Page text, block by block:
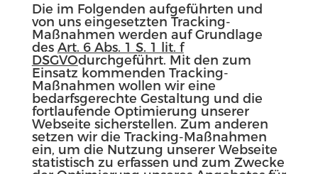
Die im Folgenden aufgeführten und
von uns eingesetzten Tracking-
Maßnahmen werden auf Grundlage
des Art. 6 Abs. 1 S. 1 lit. f
DSGVOdurchgeführt. Mit den zum
Einsatz kommenden Tracking-
Maßnahmen wollen wir eine
bedarfsgerechte Gestaltung und die
fortlaufende Optimierung unserer
Webseite sicherstellen. Zum anderen
setzen wir die Tracking-Maßnahmen
ein, um die Nutzung unserer Webseite
statistisch zu erfassen und zum Zwecke